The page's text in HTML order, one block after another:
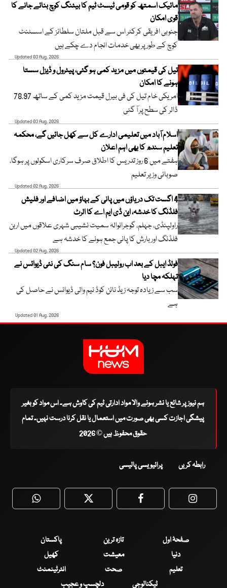
مائیک اسمتھ کو قومی ٹیسٹ ٹیم کا بیٹنگ کوچ بنائے جانے کا
قوی امکان
جنوبی افریقی کرکٹر اس سے قبل ملتان سلطانز کے اسسٹنٹ
کوچ کے طور پر بھی خدمات انجام دے چکے ہیں
Updated 03 Aug, 2026
تیل کی قیمتوں میں مزید کمی ہو گئی، پیٹرول و ڈیزل سستا
ہونے کا امکان
امریکی خام تیل کی فی بیرل قیمت مزید کمی کے ساتھ 78.97
ڈالر کی سطح پر آ گئی
Updated 03 Aug, 2026
اسلام آباد میں تعلیمی ادارے کل سے کھل جائیں گے، محکمہ
تعلیم سندھ کا بھی اہم اعلان
ہفتے میں 6 روز تدریس کا اطلاق صرف سرکاری اسکولوں پر ہوگا،
صوبائی وزیر تعلیم
Updated 02 Aug, 2026
4 اگست تک دریاؤں میں پانی کے بہاؤ میں اضافے اور فلیش
فلڈنگ کا خدشہ، این ڈی ایم اے کا الرٹ
راولپنڈی، جہلم، گوجرانوالہ سمیت نشیبی شہری علاقوں میں اربن
فلڈنگ اور بارش کا پانی جمع ہونے کا خدشہ ہے
Updated 02 Aug, 2026
فولڈ ایبل کے بعد اب رولیبل فون؟ سام سنگ کی نئی ڈیوائس نے
تہلکہ مچا دیا
سب سے زیادہ توجہ زیڈ نائن کوڈ نیم والی ڈیوائس نے حاصل کی
ہے
Updated 01 Aug, 2026
ہم نیوز پر شائع یا نشر ہونے والا مواد ادارتی ٹیم کی کاوش ہے۔ اس مواد کو بغیر
پیشگی اجازت کسی بھی صورت میں استعمال یا نقل کرنا درست نہیں۔ تمام
حقوق محفوظ ہیں © 2026
رابطہ کریں پرائیویسی پالیسی
WhatsApp Twitter Facebook
صفحۂ اول تازہ ترین
پاکستان
دنیا
معیشت
کھیل
تعلیم
صحت
انٹرٹینمنٹ
ٹیکنالوجی
دلچسپ و عجیب